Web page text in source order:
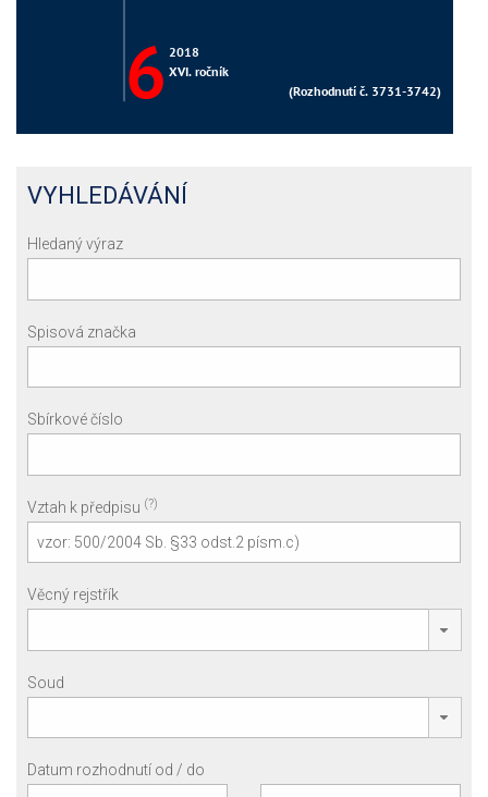
VYHLEDÁVÁNÍ
Hledaný výraz
Spisová značka
Sbírkové číslo
Vztah k předpisu (?)
Věcný rejstřík
Soud
Datum rozhodnutí od / do